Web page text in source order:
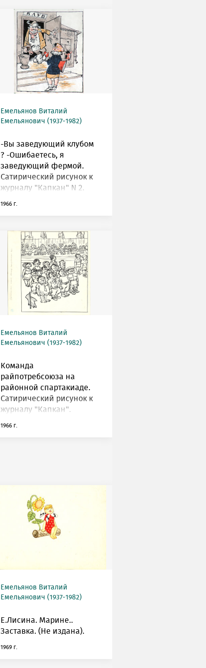
Емельянов Виталий
Емельянович (1937-1982)
-Вы заведующий клубом
? -Ошибаетесь, я
заведующий фермой.
Сатирический рисунок к
журналу "Капкан" N 2.
1966 г.
Емельянов Виталий
Емельянович (1937-1982)
Команда
райпотребсоюза на
районной спартакиаде.
Сатирический рисунок к
журналу "Капкан".
1966 г.
Емельянов Виталий
Емельянович (1937-1982)
Е.Лисина. Марине..
Заставка. (Не издана).
1969 г.